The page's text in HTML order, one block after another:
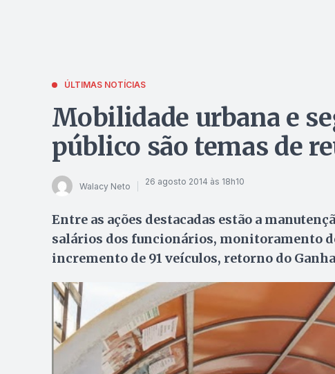
ÚLTIMAS NOTÍCIAS
Mobilidade urbana e
público são temas de
Walacy Neto 26 agosto 2014 às 18h10
Entre as ações destacadas estão a
salários dos funcionários, monitoramento
incremento de 91 veículos, retorno do